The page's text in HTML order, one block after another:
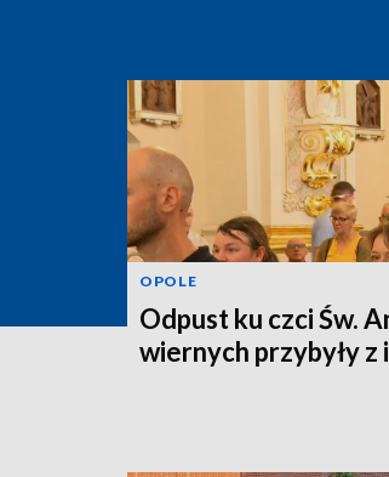
OPOLE
Odpust ku czci Św.
wiernych przybyły z